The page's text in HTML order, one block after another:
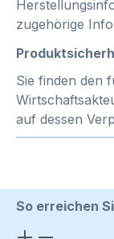
zugehörige
Sie finden den
auf dessen
So erreichen